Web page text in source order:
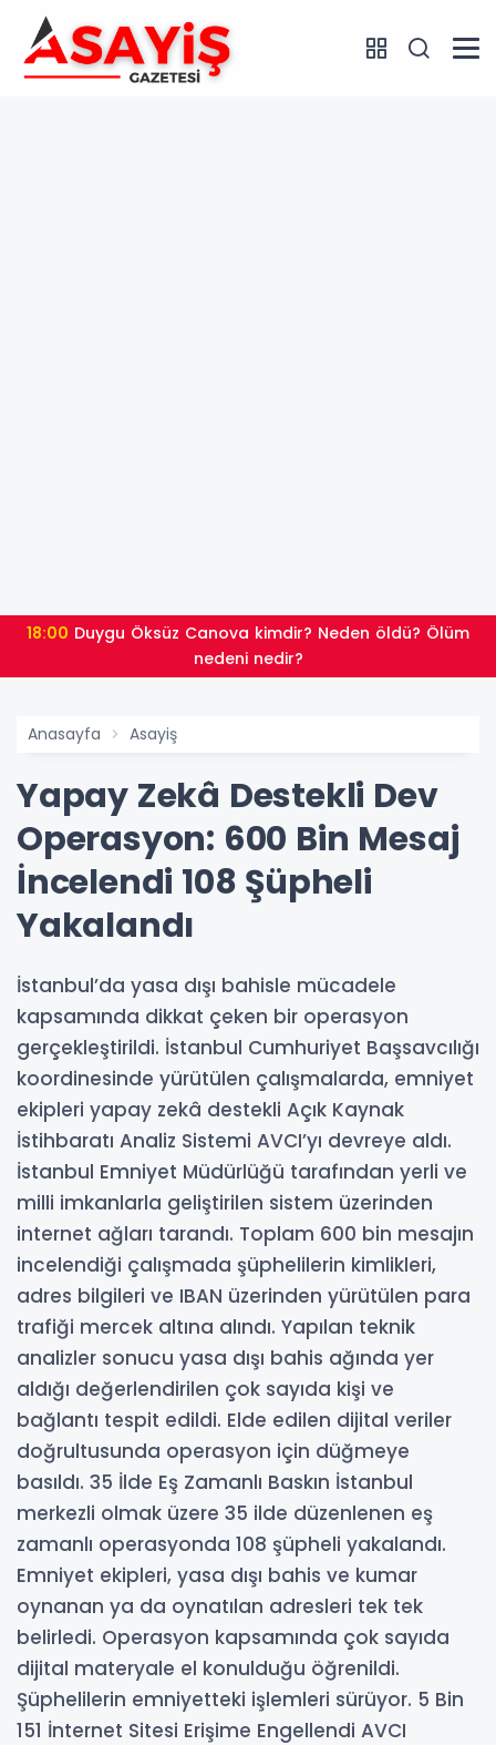
18:00
nedeni nedir?
Anasayfa Asayiş
Yapay Zekâ Destekli Dev
Operasyon: 600 Bin Mesaj
İncelendi 108 Şüpheli
Yakalandı
İstanbul’da yasa dışı bahisle mücadele
kapsamında dikkat çeken bir operasyon
gerçekleştirildi. İstanbul Cumhuriyet Başsavcılığı
koordinesinde yürütülen çalışmalarda, emniyet
ekipleri yapay zekâ destekli Açık Kaynak
İstihbaratı Analiz Sistemi AVCI’yı devreye aldı.
İstanbul Emniyet Müdürlüğü tarafından yerli ve
milli imkanlarla geliştirilen sistem üzerinden
internet ağları tarandı. Toplam 600 bin mesajın
incelendiği çalışmada şüphelilerin kimlikleri,
adres bilgileri ve IBAN üzerinden yürütülen para
trafiği mercek altına alındı. Yapılan teknik
analizler sonucu yasa dışı bahis ağında yer
aldığı değerlendirilen çok sayıda kişi ve
bağlantı tespit edildi. Elde edilen dijital veriler
doğrultusunda operasyon için düğmeye
basıldı. 35 İlde Eş Zamanlı Baskın İstanbul
merkezli olmak üzere 35 ilde düzenlenen eş
zamanlı operasyonda 108 şüpheli yakalandı.
Emniyet ekipleri, yasa dışı bahis ve kumar
oynanan ya da oynatılan adresleri tek tek
belirledi. Operasyon kapsamında çok sayıda
dijital materyale el konulduğu öğrenildi.
Şüphelilerin emniyetteki işlemleri sürüyor. 5 Bin
151 İnternet Sitesi Erişime Engellendi AVCI